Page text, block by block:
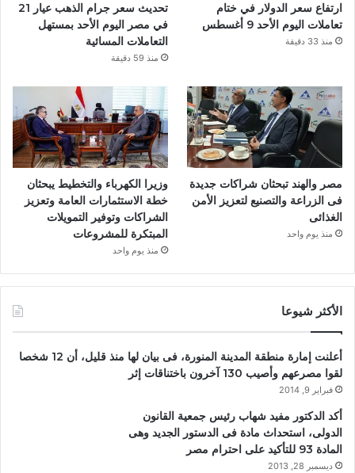
ارتفاع سعر الدولار في ختام
تعاملات اليوم الأحد 9 أغسطس
منذ 33 دقيقة
تحديث سعر جرام الذهب عيار 21
في مصر اليوم الأحد بمستهل
التعاملات المسائية
منذ 59 دقيقة
مصر والهند تبحثان شراكات جديدة
فى الزراعة والتصنيع لتعزيز الأمن
الغذائى
منذ يوم واحد
وزيرا الكهرباء والتخطيط يبحثان
خطة الاستثمارات العامة وتعزيز
الشراكات وتوفير التمويلات
المبتكرة للمشروعات
منذ يوم واحد
الأكثر شيوعا
أعلنت إمارة منطقة المدينة المنورة، فى بيان لها منذ قليل، أن 12 شخصا
لقوا مصرعهم وأصيب 130 آخرون باختناقات إثر
فبراير 9, 2014
أكد الدكتور مفيد شهاب رئيس جمعية القانون
الدولى، استحداث مادة فى الدستور الجديد وهى
المادة 93 للتأكيد على احترام مصر
ديسمبر 28, 2013